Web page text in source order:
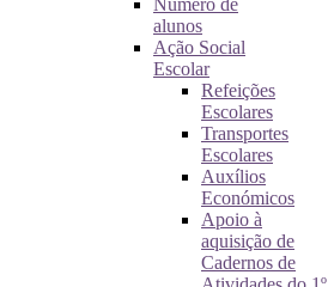
Número de
alunos
Ação Social
Escolar
Refeições
Escolares
Transportes
Escolares
Auxílios
Económicos
Apoio à
aquisição de
Cadernos de